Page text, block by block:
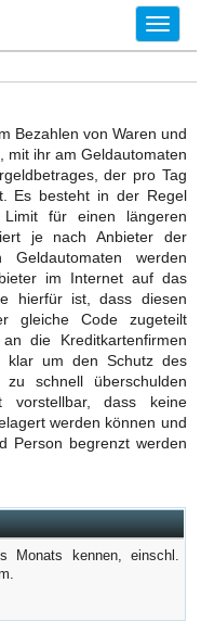
Bezahlen von Waren und
mit ihr am Geldautomaten
der pro Tag
Es besteht in der Regel
für einen längeren
je nach Anbieter der
werden
im Internet auf das
hierfür ist, dass diesen
gleiche Code zugeteilt
die Kreditkartenfirmen
klar um den Schutz des
schnell überschulden
dass keine
werden können und
Person begrenzt werden
Monats kennen, einschl.